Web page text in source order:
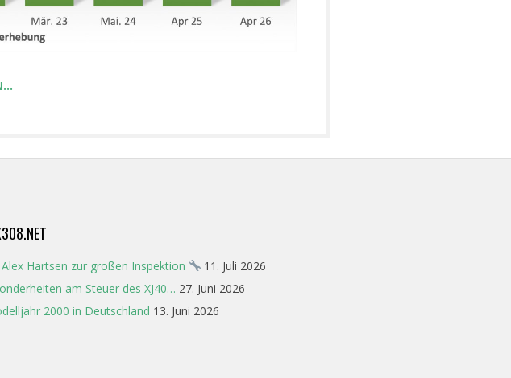
Hartsen zur großen Inspektion
11. Juli 2026
am Steuer des XJ40… 27. Juni 2026
2000 in Deutschland 13. Juni 2026